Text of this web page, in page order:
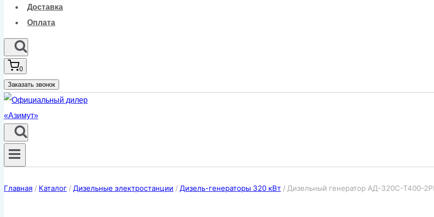
Доставка
Оплата
0
Заказать звонок
Главная / Каталог / Дизельные электростанции / Дизель-генераторы 320 кВт / Дизельный генератор АД-320С-Т400-